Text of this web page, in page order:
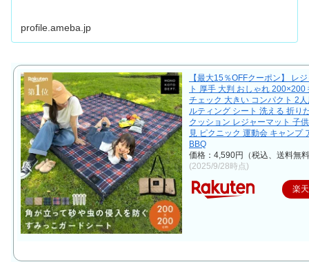
profile.ameba.jp
【最大15％OFFクーポン】 レ
ト 厚手 大判 おしゃれ 200×200
チェック 大きい コンパクト 2
ルティング シート 洗える 折り
クッション レジャーマット 子
見 ピクニック 運動会 キャンプ
BBQ
価格：4,590円（税込、送料無
(2025/9/28時点)
楽